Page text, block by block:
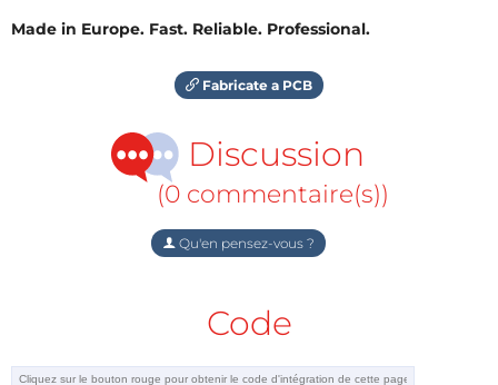
Made in Europe. Fast. Reliable. Professional.
Fabricate a PCB
Discussion
(0 commentaire(s))
Qu'en pensez-vous ?
Code